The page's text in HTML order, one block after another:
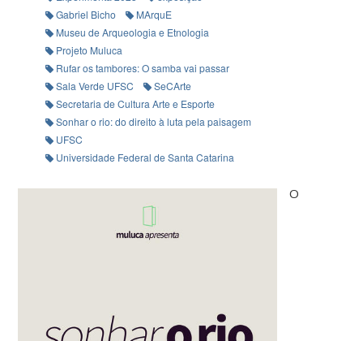
Gabriel Bicho
MArquE
Museu de Arqueologia e Etnologia
Projeto Muluca
Rufar os tambores: O samba vai passar
Sala Verde UFSC
SeCArte
Secretaria de Cultura Arte e Esporte
Sonhar o rio: do direito à luta pela paisagem
UFSC
Universidade Federal de Santa Catarina
O